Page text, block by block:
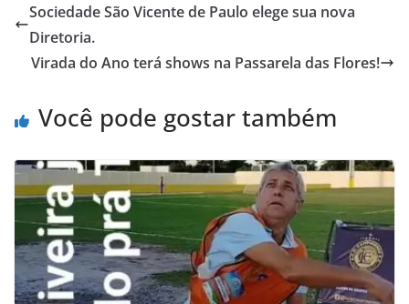
Sociedade São Vicente de Paulo elege sua nova
Diretoria.
Virada do Ano terá shows na Passarela das Flores!
Você pode gostar também